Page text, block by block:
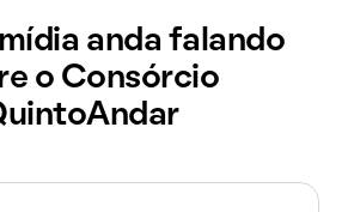
anda falando
o Consórcio